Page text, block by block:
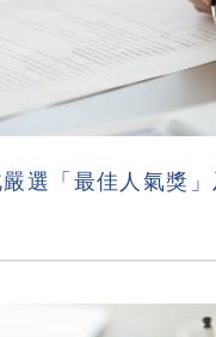
選「最佳人氣獎」